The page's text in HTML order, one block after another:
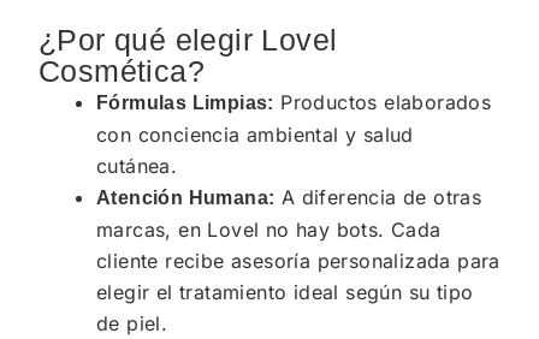
¿Por qué elegir Lovel
Cosmética?
Fórmulas Limpias: Productos elaborados
con conciencia ambiental y salud
cutánea.
Atención Humana: A diferencia de otras
marcas, en Lovel no hay bots. Cada
cliente recibe asesoría personalizada para
elegir el tratamiento ideal según su tipo
de piel.